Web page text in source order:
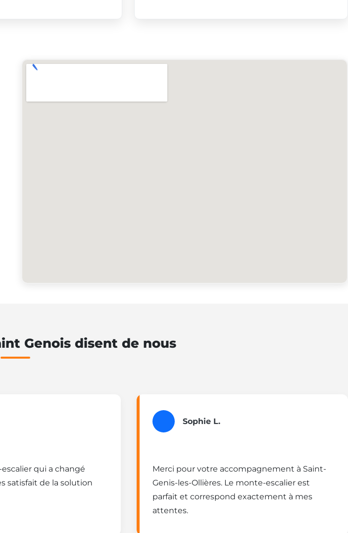
Genois disent de nous
qui a changé
satisfait de la solution
Sophie L.
Merci pour votre accompagnement à Saint-
Genis-les-Ollières. Le monte-escalier est
parfait et correspond exactement à mes
attentes.